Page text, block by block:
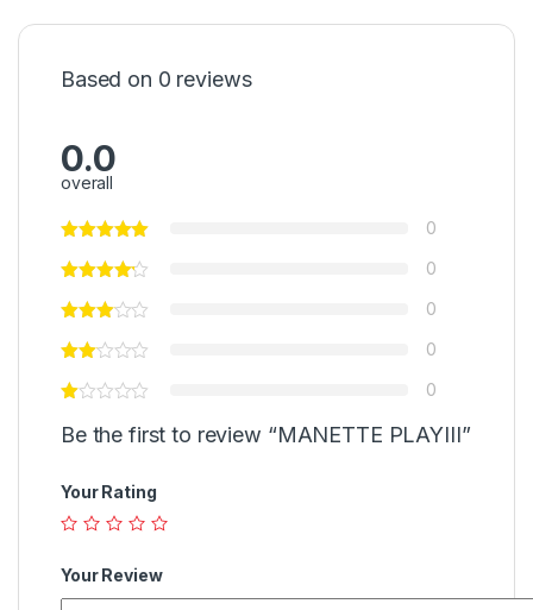
Based on 0 reviews
0.0
overall
0
0
0
0
0
Be the first to review “MANETTE PLAYIII”
Your Rating
Your Review